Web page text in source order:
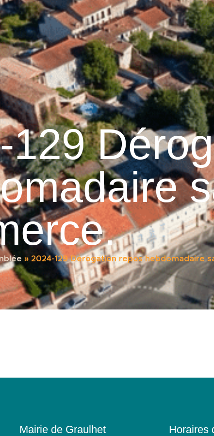
Accueil Découvrir Graulhet Vie municipale
129
» 2024-129 Dérogation repos hebdomadaire
Mairie de Graulhet Horaires